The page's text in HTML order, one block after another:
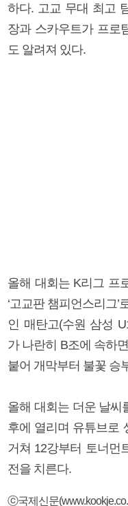
하다. 고교 무대 최고
장과 스카우트가 프로
도 알려져 있다.
올해 대회는 K리그 프
‘고교판 챔피언스리그’
인 매탄고(수원 삼성
가 나란히 B조에 속하
붙어 개막부터 불꽃 승
올해 대회는 더운 날씨
후에 열리며 유튜브로
거쳐 12강부터 토너먼
전을 치른다.
ⓒ국제신문